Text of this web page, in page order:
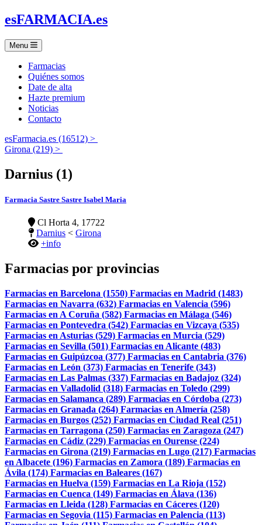
esFARMACIA.es
Menu
Farmacias
Quiénes somos
Date de alta
Hazte premium
Noticias
Contacto
esFarmacia.es (16512) >
Girona (219) >
Darnius (1)
Farmacia Sastre Sastre Isabel Maria
Cl Horta 4, 17722
Darnius < Girona
+info
Farmacias por provincias
Farmacias en Barcelona (1550) Farmacias en Madrid (1483)
Farmacias en Navarra (632) Farmacias en Valencia (596)
Farmacias en A Coruña (582) Farmacias en Málaga (546)
Farmacias en Pontevedra (542) Farmacias en Vizcaya (535)
Farmacias en Asturias (529) Farmacias en Murcia (529)
Farmacias en Sevilla (501) Farmacias en Alicante (483)
Farmacias en Guipúzcoa (377) Farmacias en Cantabria (376)
Farmacias en León (373) Farmacias en Tenerife (343)
Farmacias en Las Palmas (337) Farmacias en Badajoz (324)
Farmacias en Valladolid (318) Farmacias en Toledo (299)
Farmacias en Salamanca (289) Farmacias en Córdoba (273)
Farmacias en Granada (264) Farmacias en Almería (258)
Farmacias en Burgos (252) Farmacias en Ciudad Real (251)
Farmacias en Tarragona (250) Farmacias en Zaragoza (247)
Farmacias en Cádiz (229) Farmacias en Ourense (224)
Farmacias en Girona (219) Farmacias en Lugo (217) Farmacias
en Albacete (196) Farmacias en Zamora (189) Farmacias en
Ávila (174) Farmacias en Baleares (167)
Farmacias en Huelva (159) Farmacias en La Rioja (152)
Farmacias en Cuenca (149) Farmacias en Álava (136)
Farmacias en Lleida (128) Farmacias en Cáceres (120)
Farmacias en Segovia (115) Farmacias en Palencia (113)